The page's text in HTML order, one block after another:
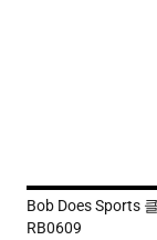
Bob Does Sports
RB0609